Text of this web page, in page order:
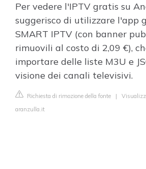
Per vedere l'IPTV gratis su
suggerisco di utilizzare l'app
SMART IPTV (con banner
rimuovili al costo di 2,09 €),
importare delle liste M3U e
visione dei canali televisivi.
Richiesta di rimozione della fonte |
aranzulla.it